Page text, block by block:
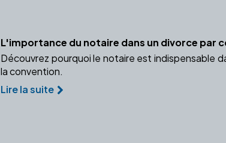
L'importance du notaire dans un divorce par
Découvrez pourquoi le notaire est indispensable
la convention.
Lire la suite